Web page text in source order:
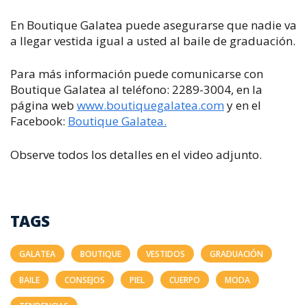
En Boutique Galatea puede asegurarse que nadie va
a llegar vestida igual a usted al baile de graduación.
Para más información puede comunicarse con
Boutique Galatea al teléfono: 2289-3004, en la
página web www.boutiquegalatea.comy en el
Facebook: Boutique Galatea.
Observe todos los detalles en el video adjunto.
TAGS
GALATEA BOUTIQUE VESTIDOS GRADUACIÓN
BAILE CONSEJOS PIEL CUERPO MODA